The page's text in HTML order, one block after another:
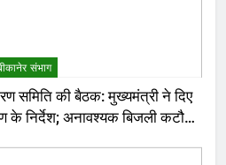
संभाग
समिति की बैठक: मुख्यमंत्री ने दिए
के निर्देश; अनावश्यक बिजली कटौती